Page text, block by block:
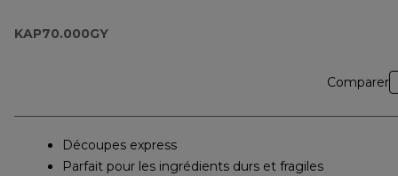
KAP70.000GY
Comparer
Découpes express
Parfait pour les ingrédients durs et fragiles